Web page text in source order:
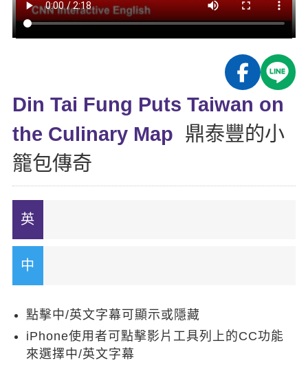
自然發音
開口溜英文
旅遊英文
基礎字彙
情境閱讀
新聞英文
英語俱樂部
ECAM
Let's Talk
日語
韓語
西班牙語
更多
一對一家教
企業訓練
影音學英文
學員故事
活動花絮
校園贊助
Recruiting
Din Tai Fung Puts Taiwan on
the Culinary Map 鼎泰豐的小
籠包傳奇
點擊中/英文字幕可顯示或隱藏
iPhone使用者可點擊影片工具列上的CC功能
來選擇中/英文字幕